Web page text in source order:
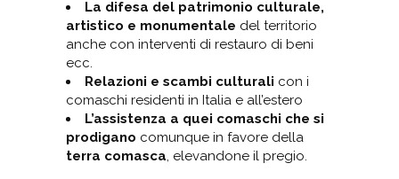
La difesa del patrimonio culturale,
artistico e monumentale del territorio
anche con interventi di restauro di beni
ecc.
Relazioni e scambi culturali con i
comaschi residenti in Italia e all’estero
L’assistenza a quei comaschi che si
prodigano comunque in favore della
terra comasca, elevandone il pregio.